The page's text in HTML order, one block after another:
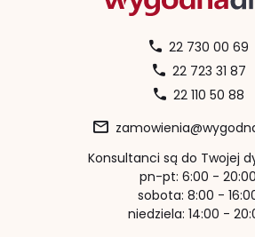
22 730 00 69
22 723 31 87
22 110 50 88
Konsultanci są do Twojej
pn-pt: 6:00 -
sobota: 8:00 -
niedziela: 14:00 -